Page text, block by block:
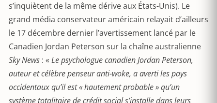
s’inquiètent de la même dérive aux États-Unis). Le
grand média conservateur américain relayait d’ailleurs
le 17 décembre dernier l’avertissement lancé par le
Canadien Jordan Peterson sur la chaîne australienne
Sky News : « Le psychologue canadien Jordan Peterson,
auteur et célèbre penseur anti-woke, a averti les pays
occidentaux qu’il est « hautement probable » qu’un
système totalitaire de crédit social s’installe dans leurs